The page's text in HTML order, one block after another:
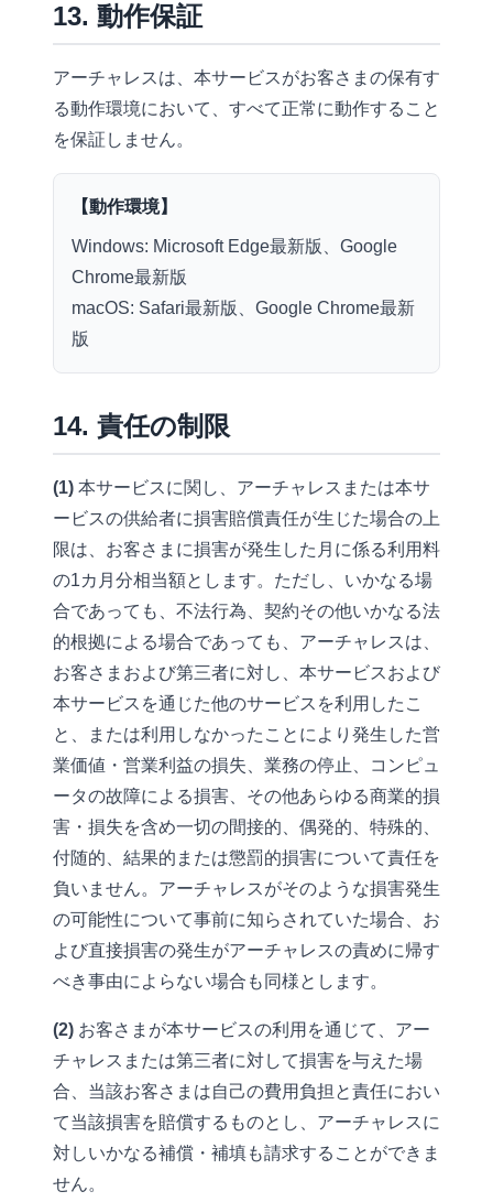
13. 動作保証
アーチャレスは、本サービスがお客さまの保有す
る動作環境において、すべて正常に動作すること
を保証しません。
【動作環境】
Windows: Microsoft Edge最新版、Google
Chrome最新版
macOS: Safari最新版、Google Chrome最新
版
14. 責任の制限
(1) 本サービスに関し、アーチャレスまたは本サ
ービスの供給者に損害賠償責任が生じた場合の上
限は、お客さまに損害が発生した月に係る利用料
の1カ月分相当額とします。ただし、いかなる場
合であっても、不法行為、契約その他いかなる法
的根拠による場合であっても、アーチャレスは、
お客さまおよび第三者に対し、本サービスおよび
本サービスを通じた他のサービスを利用したこ
と、または利用しなかったことにより発生した営
業価値・営業利益の損失、業務の停止、コンピュ
ータの故障による損害、その他あらゆる商業的損
害・損失を含め一切の間接的、偶発的、特殊的、
付随的、結果的または懲罰的損害について責任を
負いません。アーチャレスがそのような損害発生
の可能性について事前に知らされていた場合、お
よび直接損害の発生がアーチャレスの責めに帰す
べき事由によらない場合も同様とします。
(2) お客さまが本サービスの利用を通じて、アー
チャレスまたは第三者に対して損害を与えた場
合、当該お客さまは自己の費用負担と責任におい
て当該損害を賠償するものとし、アーチャレスに
対しいかなる補償・補填も請求することができま
せん。